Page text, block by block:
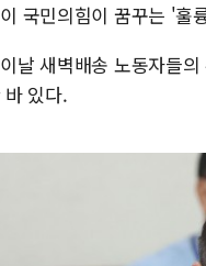
국민의힘이 꿈꾸는 '훌
날 새벽배송 노동자들
있다.